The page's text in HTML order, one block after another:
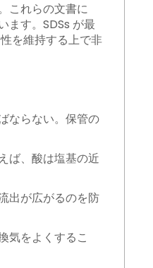
これらの文書に
ます。SDSs が最
を維持する上で非
ならない。保管の
ば、酸は塩基の近
出が広がるのを防
気をよくするこ